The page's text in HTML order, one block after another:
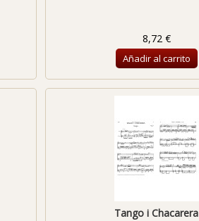
8,72 €
Añadir al carrito
Tango i Chacarera